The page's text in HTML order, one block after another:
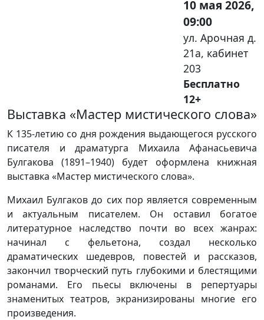
10 мая 2026,
09:00
ул. Арочная д.
21а, кабинет
203
Бесплатно
12+
Выставка «Мастер мистического слова»
К 135-летию со дня рождения выдающегося русского
писателя и драматурга Михаила Афанасьевича
Булгакова (1891–1940) будет оформлена книжная
выставка «Мастер мистического слова».
Михаил Булгаков до сих пор является современным
и актуальным писателем. Он оставил богатое
литературное наследство почти во всех жанрах:
начинал с фельетона, создал несколько
драматических шедевров, повестей и рассказов,
закончил творческий путь глубокими и блестящими
романами. Его пьесы включены в репертуары
знаменитых театров, экранизированы многие его
произведения.